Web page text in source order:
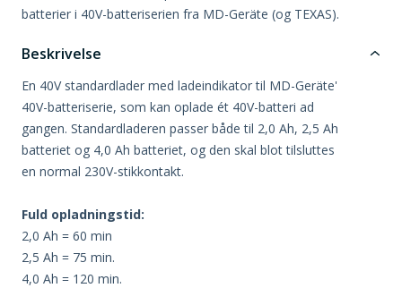
batterier i 40V-batteriserien fra MD-Geräte (og TEXAS).
Beskrivelse
En 40V standardlader med ladeindikator til MD-Geräte'
40V-batteriserie, som kan oplade ét 40V-batteri ad
gangen. Standardladeren passer både til 2,0 Ah, 2,5 Ah
batteriet og 4,0 Ah batteriet, og den skal blot tilsluttes
en normal 230V-stikkontakt.
Fuld opladningstid:
2,0 Ah = 60 min
2,5 Ah = 75 min.
4,0 Ah = 120 min.